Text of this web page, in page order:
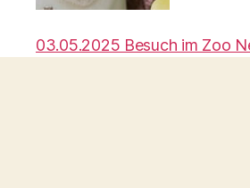
03.05.2025 Besuch im Zoo